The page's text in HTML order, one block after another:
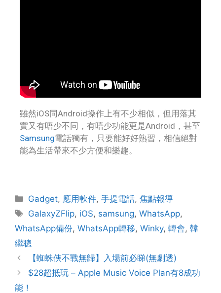
雖然iOS同Android操作上有不少相似，但用落其
實又有唔少不同，有唔少功能更是Android，甚至
Samsung電話獨有，只要能好好熟習，相信絕對
能為生活帶來不少方便和樂趣。
Gadget, 應用軟件,手提電話,焦點報導
GalaxyZFlip, iOS, samsung,WhatsApp,
WhatsApp備份, WhatsApp轉移, Winky, 轉會, 韓
繼聰
【蜘蛛俠不戰無歸】入場前必睇(無劇透)
$28超抵玩 – Apple Music Voice Plan有8成功
能！